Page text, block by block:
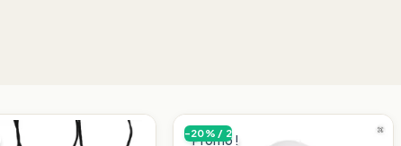
-20% / 2
Promo !